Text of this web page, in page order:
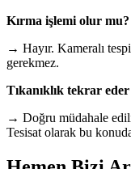
Kırma işlemi olur mu?
→ Hayır. Kameralı
gerekmez.
Tıkanıklık tekrar
→ Doğru müdahale
Tesisat olarak bu